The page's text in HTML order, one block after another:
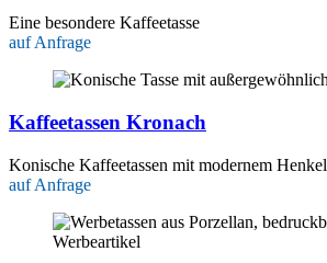
Eine besondere Kaffeetasse
auf Anfrage
Kaffeetassen Kronach
Konische Kaffeetassen mit modernem Henkel
auf Anfrage